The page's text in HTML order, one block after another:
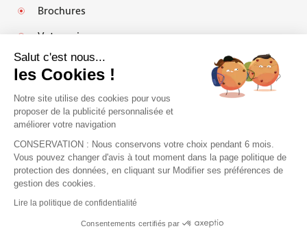
Brochures
Votre avis
Mentions légales
Politique de protection des données personnelles et cookies
Espace pro
FAQ
Salut c'est nous...
les Cookies !
Notre site utilise des cookies pour vous
proposer de la publicité personnalisée et
améliorer votre navigation
CONSERVATION : Nous conservons votre choix pendant 6 mois.
Vous pouvez changer d'avis à tout moment dans la page politique de
protection des données, en cliquant sur Modifier ses préférences de
gestion des cookies.
Lire la politique de confidentialité
Consentements certifiés par
J'accepte de recevoir le guide et vos